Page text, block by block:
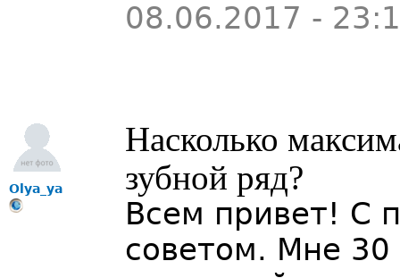
08.06.2017 -
Olya_ya
Насколько
зубной ряд?
Всем привет! С
советом. Мне